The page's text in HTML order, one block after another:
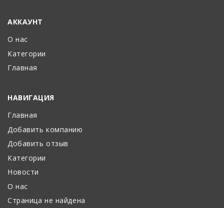
АККАУНТ
О нас
Категории
Главная
НАВИГАЦИЯ
Главная
Добавить компанию
Добавить отзыв
Категории
Новости
О нас
Страница не найдена